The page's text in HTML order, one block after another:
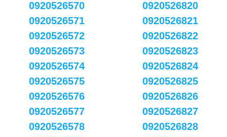
0920526570
0920526571
0920526572
0920526573
0920526574
0920526575
0920526576
0920526577
0920526578
0920526820
0920526821
0920526822
0920526823
0920526824
0920526825
0920526826
0920526827
0920526828